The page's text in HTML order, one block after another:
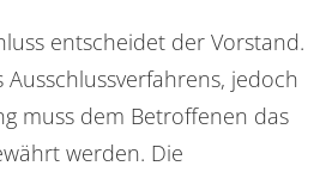
entscheidet der Vorstand.
jedoch
muss dem Betroffenen das
werden. Die